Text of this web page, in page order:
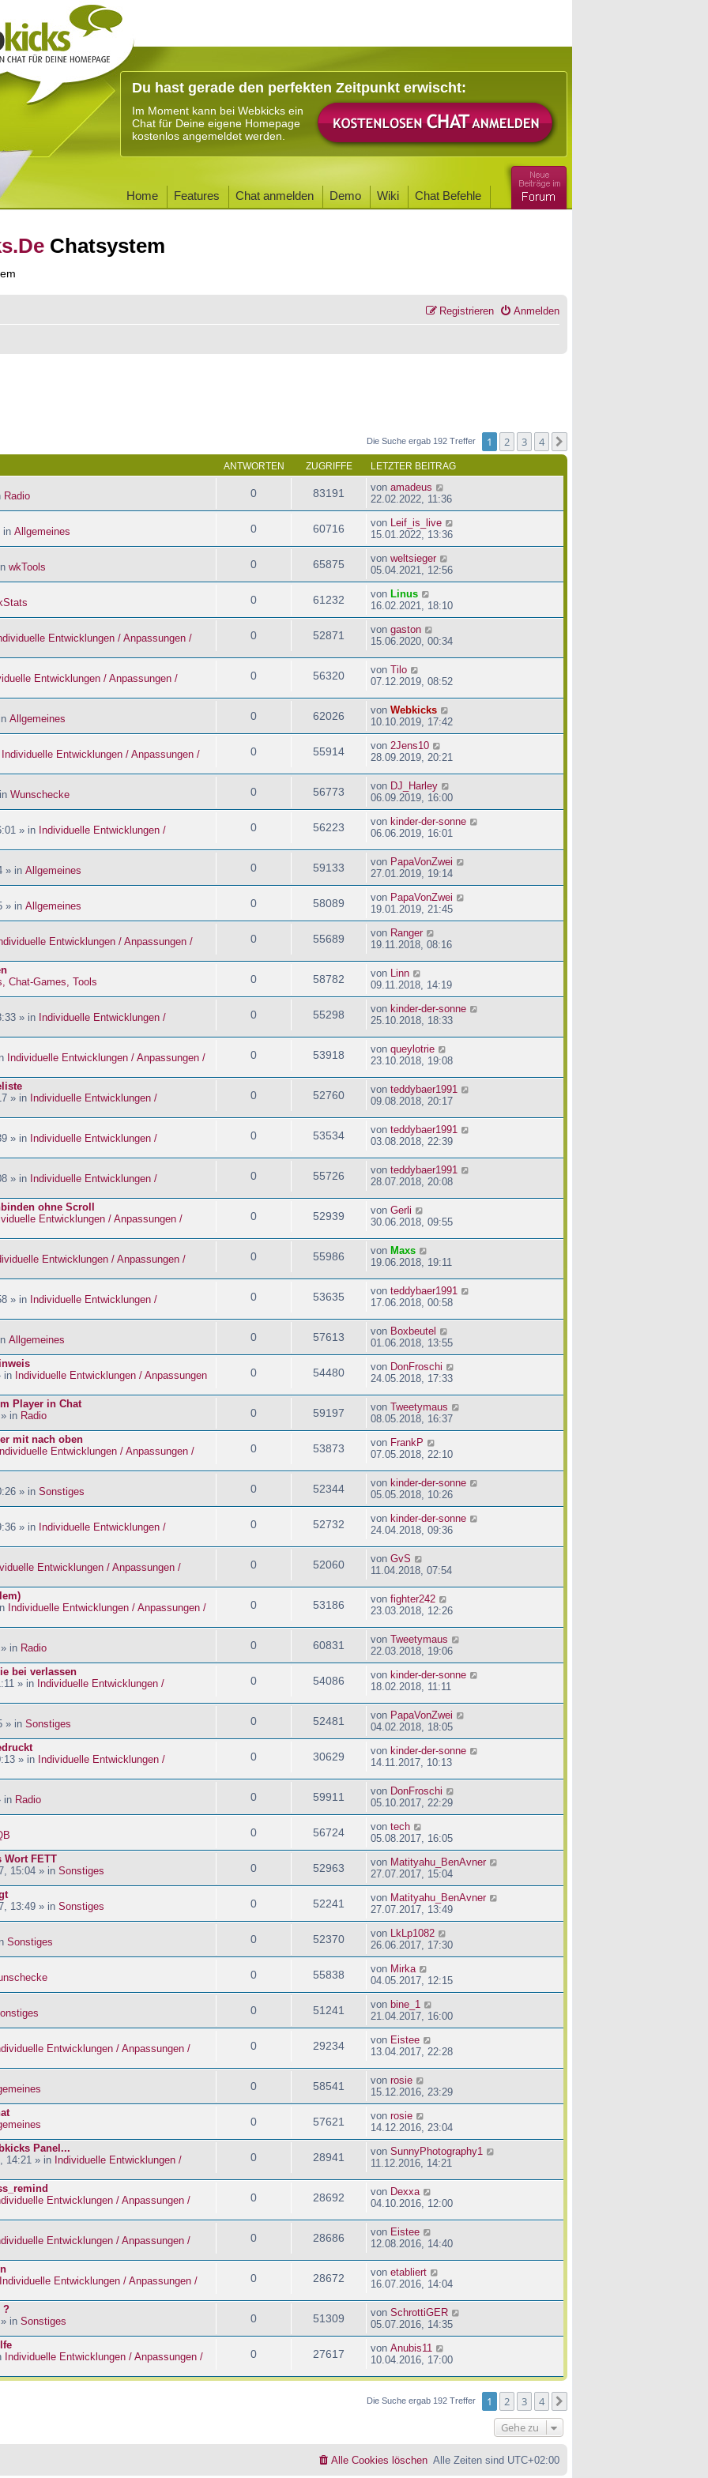
Du hast gerade den perfekten Zeitpunkt erwischt:
Im Moment kann bei Webkicks ein
Chat für Deine eigene Homepage
kostenlos angemeldet werden.
Home Features Chat anmelden Demo Wiki Chat Befehle
Chatsystem
Anmelden
Registrieren
Die Suche ergab 192 Treffer 1 2 3 4
ANTWORTEN ZUGRIFFE LETZTER BEITRAG
Radio 0 83191 von amadeus
22.02.2022, 11:36
in Allgemeines 0 60716 von
Leif_is_live
15.01.2022, 13:36
wkTools 0 65875 von weltsieger
05.04.2021, 12:56
0 61232 von Linus
16.02.2021, 18:10
Entwicklungen / Anpassungen /
0 52871 von gaston
15.06.2020, 00:34
Entwicklungen / Anpassungen /
0 56320 von Tilo
07.12.2019, 08:52
Allgemeines 0 62026 von Webkicks
10.10.2019, 17:42
Individuelle Entwicklungen / Anpassungen /
0 55914 von 2Jens10
28.09.2019, 20:21
Wunschecke 0 56773 von DJ_Harley
06.09.2019, 16:00
» in Individuelle Entwicklungen /
0 56223 von kinder-der-sonne
06.06.2019, 16:01
» in Allgemeines 0 59133 von PapaVonZwei
27.01.2019, 19:14
» in Allgemeines 0 58089 von PapaVonZwei
19.01.2019, 21:45
Entwicklungen / Anpassungen /
0 55689 von Ranger
19.11.2018, 08:16
Chat-Games, Tools 0 58782 von
Linn
09.11.2018, 14:19
» in Individuelle Entwicklungen /
0 55298 von kinder-der-sonne
25.10.2018, 18:33
Individuelle Entwicklungen / Anpassungen /
0 53918 von queylotrie
23.10.2018, 19:08
» in Individuelle Entwicklungen /
0 52760 von teddybaer1991
09.08.2018, 20:17
» in Individuelle Entwicklungen /
0 53534 von teddybaer1991
03.08.2018, 22:39
» in Individuelle Entwicklungen /
0 55726 von teddybaer1991
28.07.2018, 20:08
ohne Scroll
Entwicklungen / Anpassungen /
0 52939 von Gerli
30.06.2018, 09:55
Entwicklungen / Anpassungen /
0 55986 von Maxs
19.06.2018, 19:11
» in Individuelle Entwicklungen /
0 53635 von teddybaer1991
17.06.2018, 00:58
Allgemeines 0 57613 von Boxbeutel
01.06.2018, 13:55
in Individuelle Entwicklungen / Anpassungen
0 54480 von DonFroschi
24.05.2018, 17:33
Player in Chat
in Radio 0 59197 von Tweetymaus
08.05.2018, 16:37
mit nach oben
Individuelle Entwicklungen / Anpassungen /
0 53873 von FrankP
07.05.2018, 22:10
» in Sonstiges 0 52344 von kinder-der-sonne
05.05.2018, 10:26
» in Individuelle Entwicklungen /
0 52732 von kinder-der-sonne
24.04.2018, 09:36
Entwicklungen / Anpassungen /
0 52060 von GvS
11.04.2018, 07:54
Individuelle Entwicklungen / Anpassungen /
0 53186 von fighter242
23.03.2018, 12:26
in Radio 0 60831 von Tweetymaus
22.03.2018, 19:06
bei verlassen
» in Individuelle Entwicklungen /
0 54086 von kinder-der-sonne
18.02.2018, 11:11
» in Sonstiges 0 52481 von PapaVonZwei
04.02.2018, 18:05
» in Individuelle Entwicklungen /
0 30629 von kinder-der-sonne
14.11.2017, 10:13
in Radio 0 59911 von DonFroschi
05.10.2017, 22:29
0 56724 von tech
05.08.2017, 16:05
Wort FETT
15:04 » in Sonstiges 0 52963 von Matityahu_BenAvner
27.07.2017, 15:04
13:49 » in Sonstiges 0 52241 von Matityahu_BenAvner
27.07.2017, 13:49
Sonstiges 0 52370 von
LkLp1082
26.06.2017, 17:30
0 55838 von Mirka
04.05.2017, 12:15
0 51241 von bine_1
21.04.2017, 16:00
Entwicklungen / Anpassungen /
0 29234 von Eistee
13.04.2017, 22:28
0 58541 von rosie
15.12.2016, 23:29
0 57621 von rosie
14.12.2016, 23:04
Panel...
14:21 » in Individuelle Entwicklungen /
0 28941 von SunnyPhotography1
11.12.2016, 14:21
Entwicklungen / Anpassungen /
0 28692 von Dexxa
04.10.2016, 12:00
Entwicklungen / Anpassungen /
0 28686 von Eistee
12.08.2016, 14:40
Individuelle Entwicklungen / Anpassungen /
0 28672 von etabliert
16.07.2016, 14:04
?
in Sonstiges 0 51309 von SchrottiGER
05.07.2016, 14:35
Individuelle Entwicklungen / Anpassungen /
0 27617 von Anubis11
10.04.2016, 17:00
Die Suche ergab 192 Treffer 1 2 3 4
Gehe zu
Alle Zeiten sind UTC+02:00
Alle Cookies löschen